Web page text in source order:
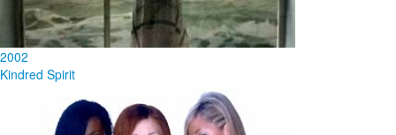
2002
Kindred Spirit